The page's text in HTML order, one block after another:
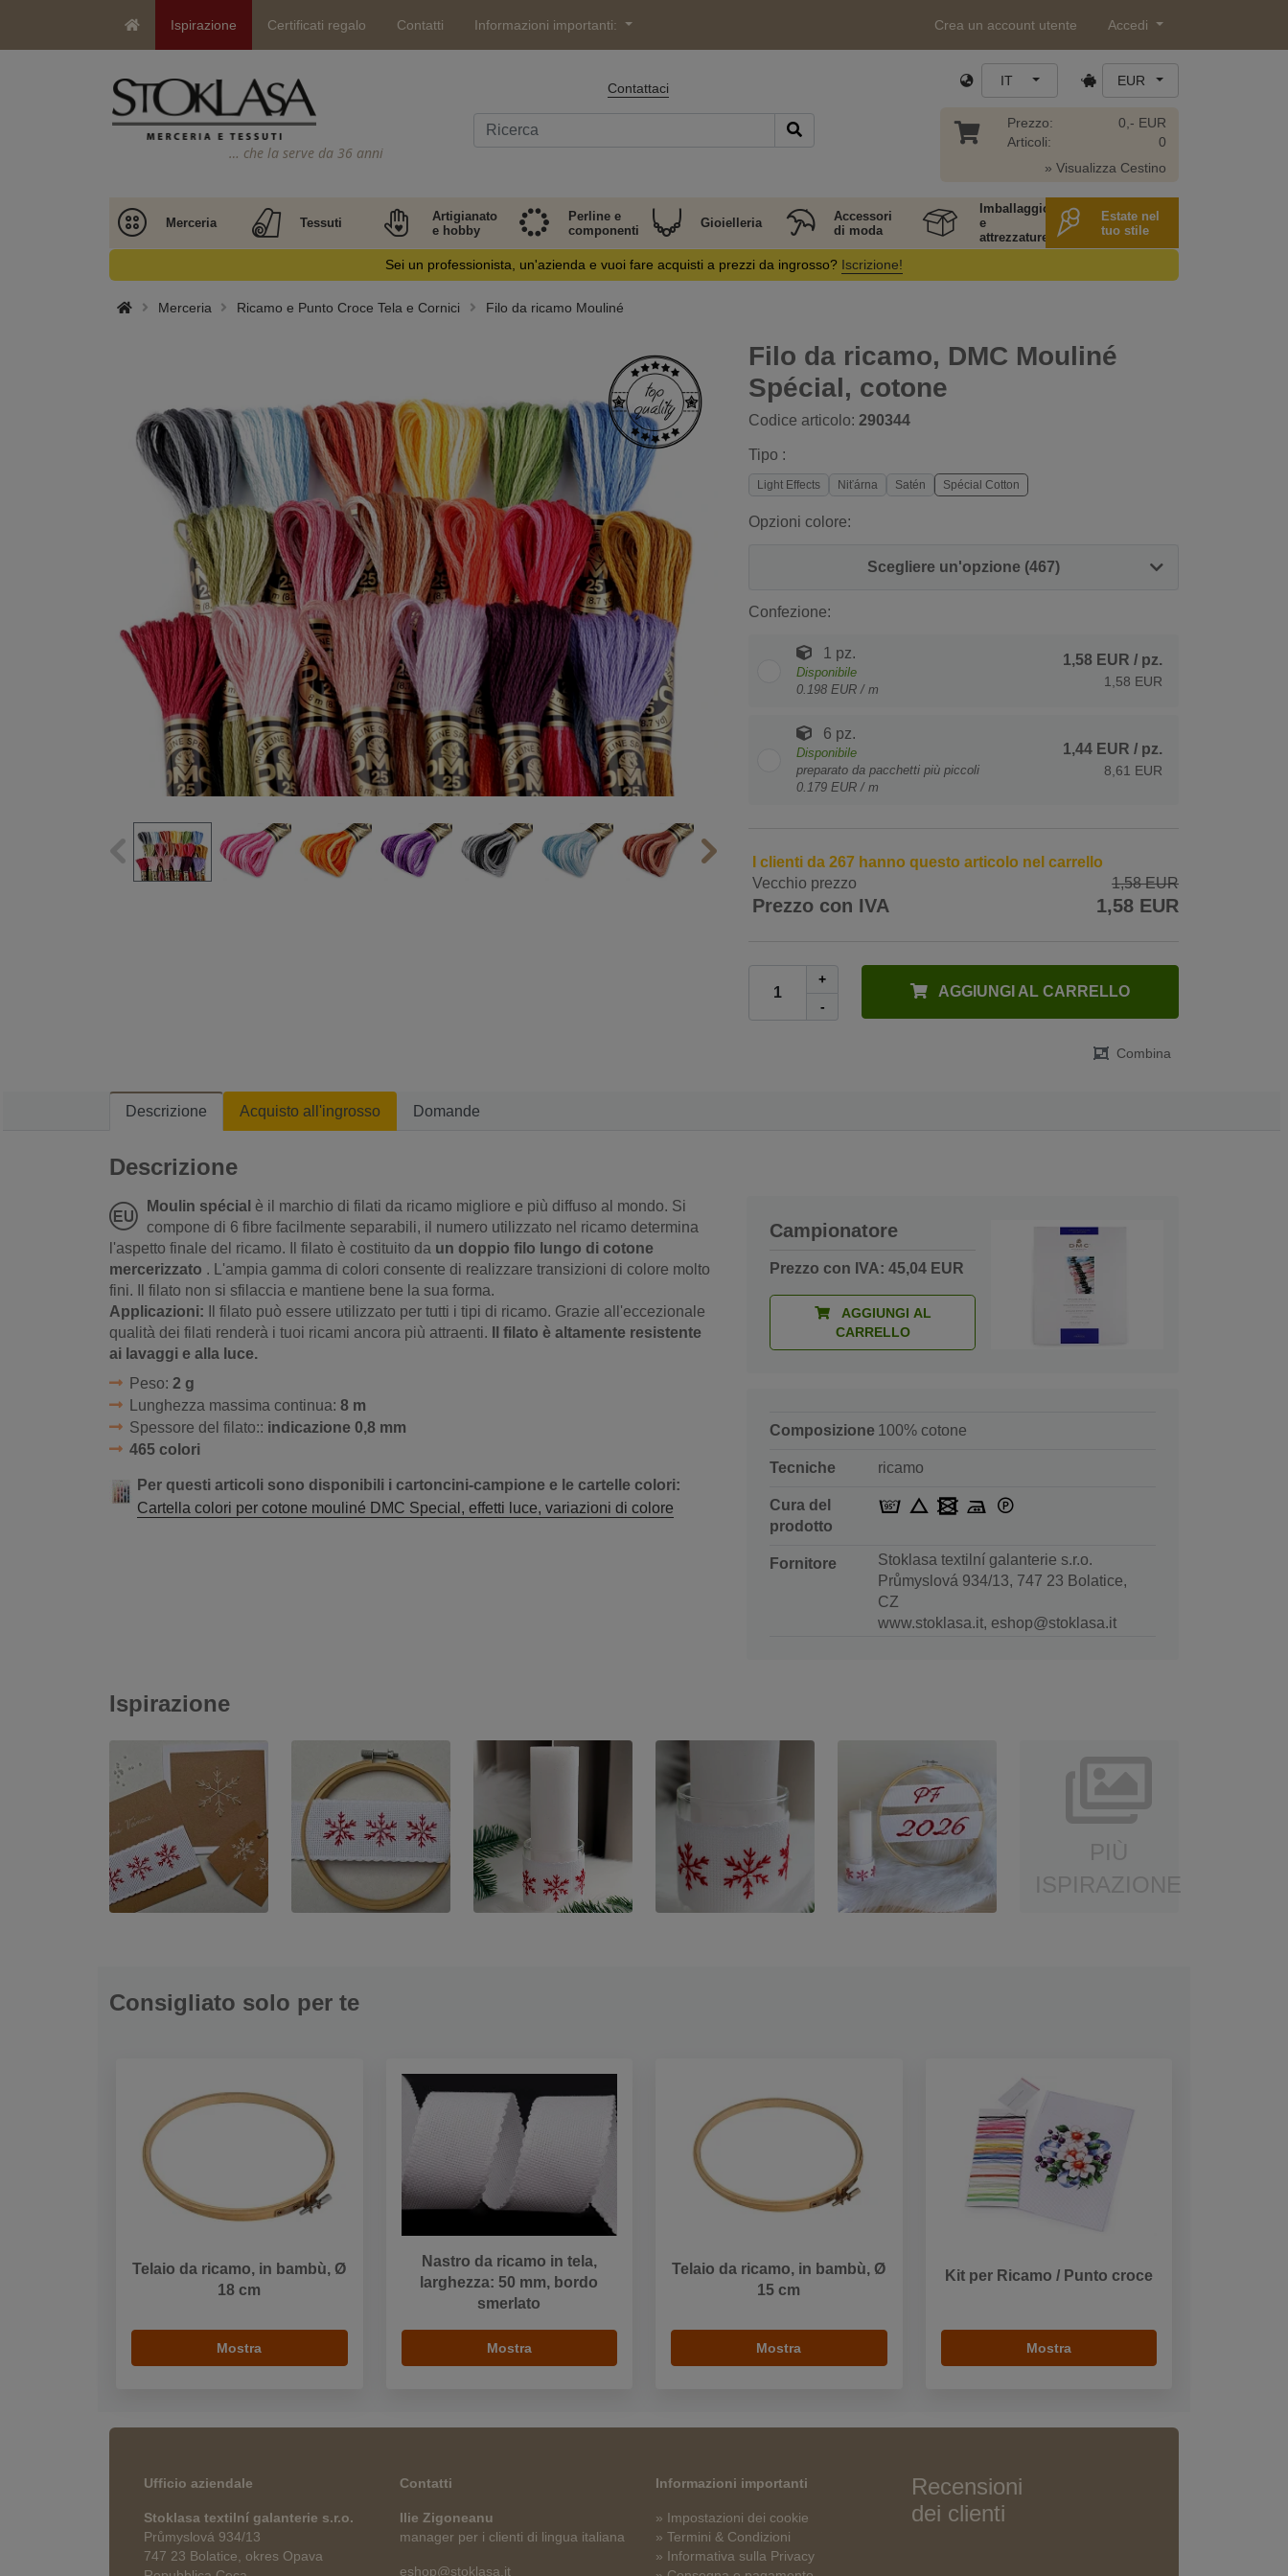
Ispirazione Certificati regalo Contatti Informazioni importanti: Crea un account utente Accedi
… che la serve da 36 anni
Contattaci IT EUR
Prezzo:
Articoli:
0,- EUR
0
» Visualizza Cestino
Merceria Tessuti
Artigianato
e hobby
Perline e
componenti
Gioielleria
Accessori
di moda
Imballaggio
e
attrezzature
Estate nel
tuo stile
Sei un professionista, un'azienda e vuoi fare acquisti a prezzi da ingrosso? Iscrizione!
Merceria Ricamo e Punto Croce Tela e Cornici Filo da ricamo Mouliné
Filo da ricamo, DMC Mouliné
Spécial, cotone
Codice articolo: 290344
Tipo :
Light Effects Niťárna Satén Spécial Cotton
Opzioni colore:
Scegliere un'opzione (467)
Confezione:
1 pz.
Disponibile
0.198 EUR / m
1,58 EUR / pz.
1,58 EUR
6 pz.
Disponibile
preparato da pacchetti più piccoli
0.179 EUR / m
1,44 EUR / pz.
8,61 EUR
I clienti da 267 hanno questo articolo nel carrello
Vecchio prezzo
1,58 EUR
Prezzo con IVA 1,58 EUR
+
-
AGGIUNGI AL CARRELLO
Combina
Descrizione Acquisto all'ingrosso Domande
Descrizione
Moulin spécial è il marchio di filati da ricamo migliore e più diffuso al mondo. Si
compone di 6 fibre facilmente separabili, il numero utilizzato nel ricamo determina
l'aspetto finale del ricamo. Il filato è costituito da un doppio filo lungo di cotone
mercerizzato . L'ampia gamma di colori consente di realizzare transizioni di colore molto
fini. Il filato non si sfilaccia e mantiene bene la sua forma.
Applicazioni: Il filato può essere utilizzato per tutti i tipi di ricamo. Grazie all'eccezionale
qualità dei filati renderà i tuoi ricami ancora più attraenti.
Il filato è altamente resistente
ai lavaggi e alla luce.
Peso: 2 g
Lunghezza massima continua: 8 m
Spessore del filato:: indicazione 0,8 mm
465 colori
Per questi articoli sono disponibili i cartoncini-campione e le cartelle colori:
Cartella colori per cotone mouliné DMC Special, effetti luce, variazioni di colore
Campionatore
Prezzo con IVA: 45,04 EUR
AGGIUNGI AL
CARRELLO
Composizione 100% cotone
Tecniche ricamo
Cura del
prodotto
Fornitore
Stoklasa textilní galanterie s.r.o.
Průmyslová 934/13, 747 23 Bolatice,
CZ
www.stoklasa.it, eshop@stoklasa.it
Ispirazione
ISPIRAZIONE
Consigliato solo per te
Telaio da ricamo, in bambù, Ø
18 cm
Mostra
Nastro da ricamo in tela,
larghezza: 50 mm, bordo
smerlato
Mostra
Telaio da ricamo, in bambù, Ø
15 cm
Mostra
Kit per Ricamo / Punto croce
Mostra
Ufficio aziendale
Stoklasa textilní galanterie s.r.o.
Průmyslová 934/13
747 23 Bolatice, okres Opava
Contatti
Ilie Zigoneanu
manager per i clienti di lingua italiana
eshop@stoklasa.it
Informazioni importanti
» Impostazioni dei cookie
» Termini & Condizioni
» Informativa sulla Privacy
Recensioni
dei clienti